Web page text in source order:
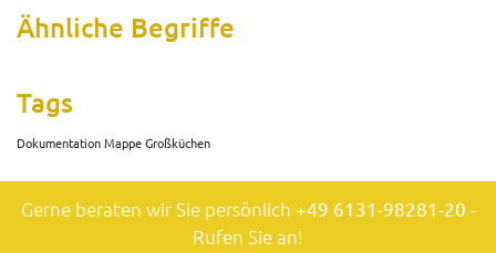
Ähnliche Begriffe
Tags
Dokumentation Mappe Großküchen
Gerne beraten wir Sie persönlich +49 6131-98281-20 -
Rufen Sie an!